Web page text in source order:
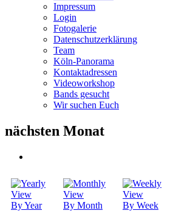
Impressum
Login
Fotogalerie
Datenschutzerklärung
Team
Köln-Panorama
Kontaktadressen
Videoworkshop
Bands gesucht
Wir suchen Euch
nächsten Monat
By Year By Month By Week